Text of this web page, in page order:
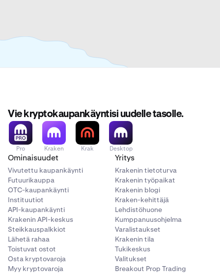
Vie kryptokaupankäyntisi uudelle tasolle.
Pro Kraken Krak Desktop
Ominaisuudet
Vivutettu kaupankäynti
Futuurikauppa
OTC-kaupankäynti
Instituutiot
API-kaupankäynti
Krakenin API-keskus
Steikkauspalkkiot
Lähetä rahaa
Toistuvat ostot
Osta kryptovaroja
Myy kryptovaroja
Yritys
Krakenin tietoturva
Krakenin työpaikat
Krakenin blogi
Kraken-kehittäjä
Lehdistöhuone
Kumppanuusohjelma
Varalistaukset
Krakenin tila
Tukikeskus
Valitukset
Breakout Prop Trading